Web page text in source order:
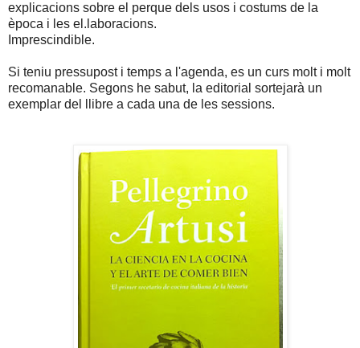
explicacions sobre el perque dels usos i costums de la
època i les el.laboracions.
Imprescindible.
Si teniu pressupost i temps a l'agenda, es un curs molt i molt
recomanable. Segons he sabut, la editorial sortejarà un
exemplar del llibre a cada una de les sessions.